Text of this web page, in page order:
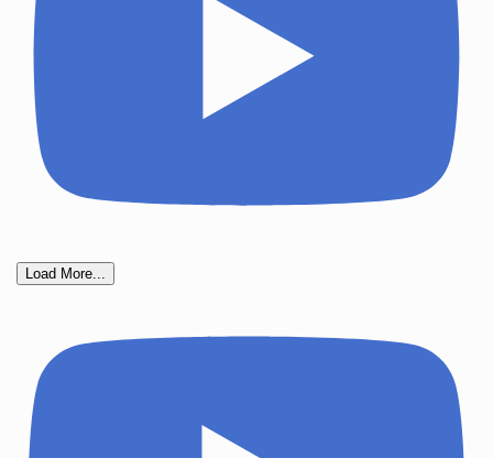
Load More...